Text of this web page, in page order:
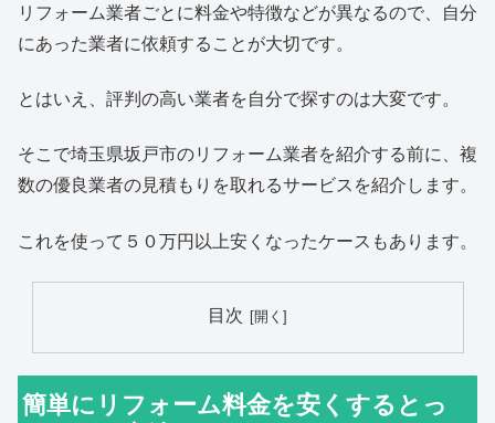
リフォーム業者ごとに料金や特徴などが異なるので、自分
にあった業者に依頼することが大切です。
とはいえ、評判の高い業者を自分で探すのは大変です。
そこで埼玉県坂戸市のリフォーム業者を紹介する前に、複
数の優良業者の見積もりを取れるサービスを紹介します。
これを使って５０万円以上安くなったケースもあります。
目次
簡単にリフォーム料金を安くするとっ